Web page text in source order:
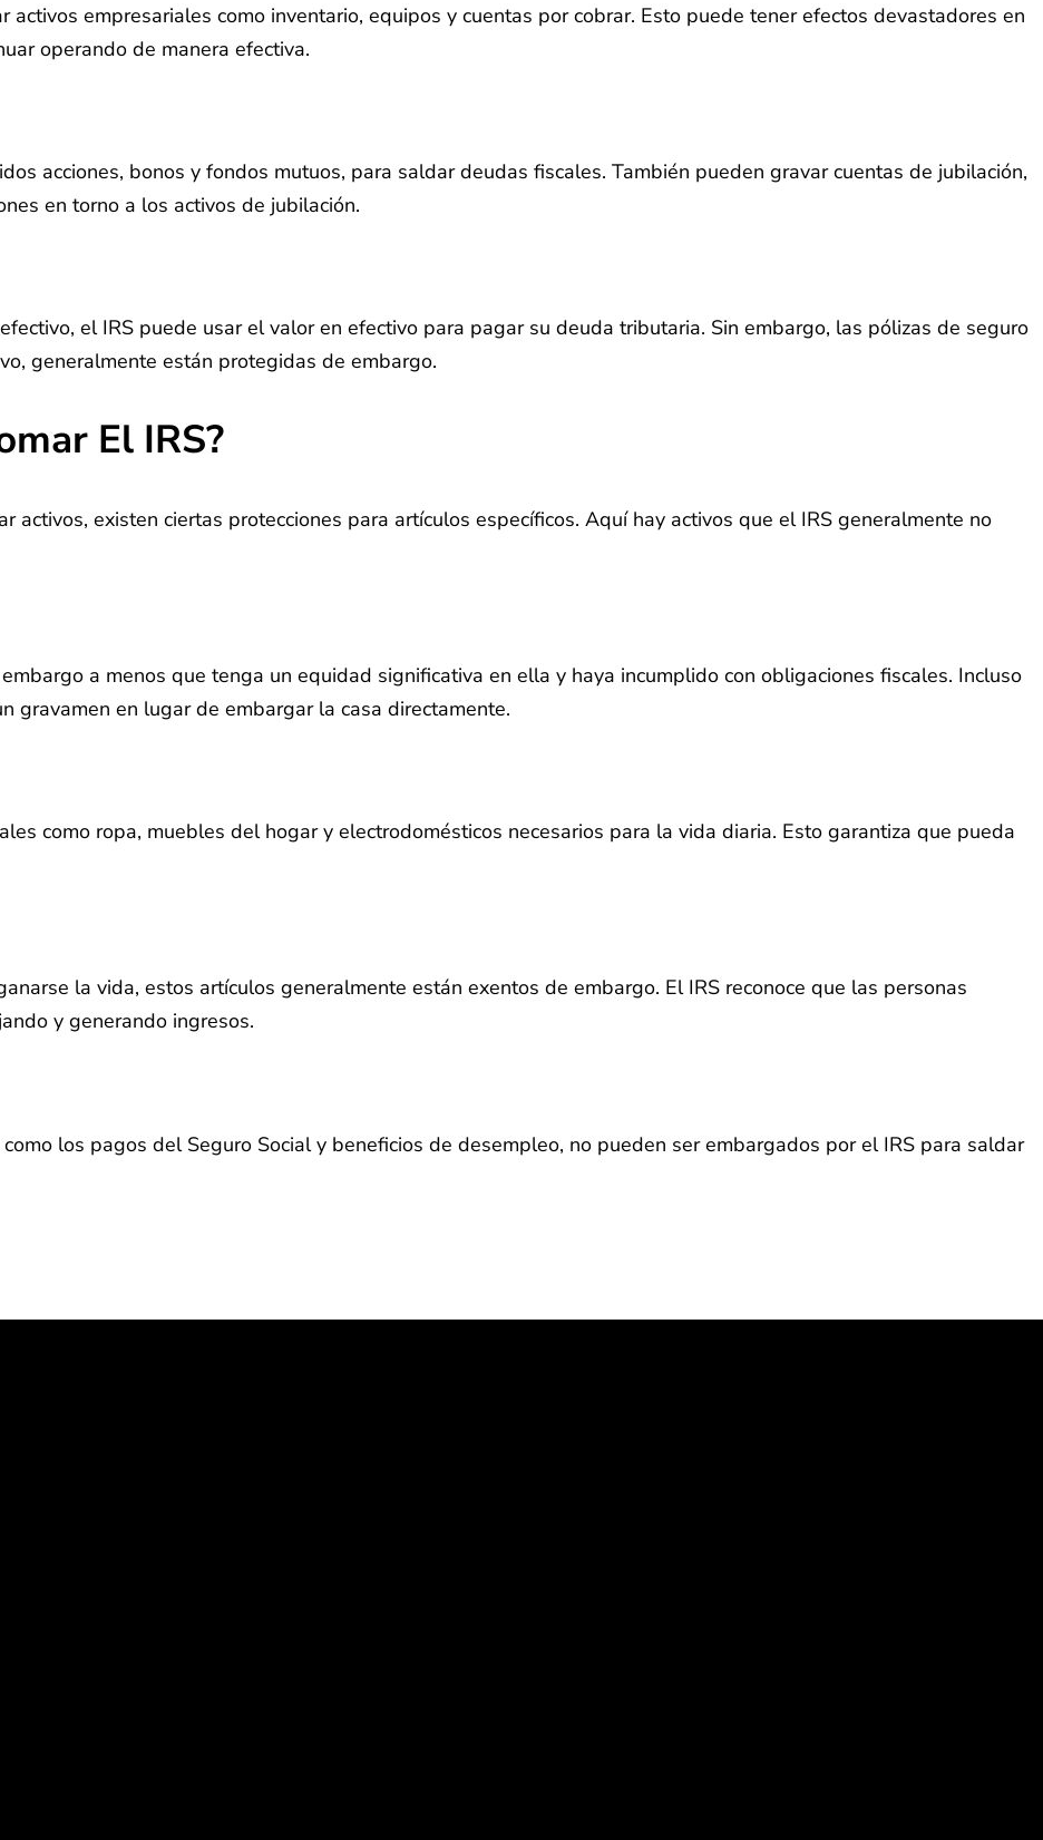
activos empresariales como inventario, equipos y cuentas por cobrar. Esto puede tener efectos devastadores en
operando de manera efectiva.
acciones, bonos y fondos mutuos, para saldar deudas fiscales. También pueden gravar cuentas de jubilación,
en torno a los activos de jubilación.
el IRS puede usar el valor en efectivo para pagar su deuda tributaria. Sin embargo, las pólizas de seguro
generalmente están protegidas de embargo.
El IRS?
activos, existen ciertas protecciones para artículos específicos. Aquí hay activos que el IRS generalmente no
a menos que tenga un equidad significativa en ella y haya incumplido con obligaciones fiscales. Incluso
gravamen en lugar de embargar la casa directamente.
como ropa, muebles del hogar y electrodomésticos necesarios para la vida diaria. Esto garantiza que pueda
la vida, estos artículos generalmente están exentos de embargo. El IRS reconoce que las personas
y generando ingresos.
los pagos del Seguro Social y beneficios de desempleo, no pueden ser embargados por el IRS para saldar